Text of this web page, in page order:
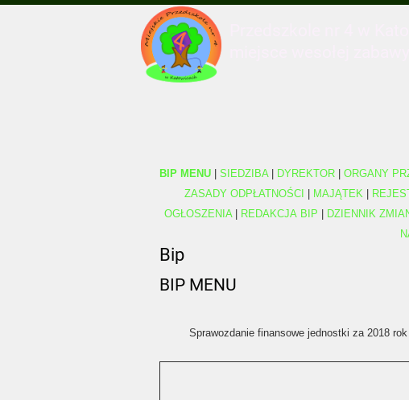
BIP MENU SIEDZIBA| DYREKTOR ORGANY
ZASADY ODPŁATNOŚCI
MAJĄTEK
OGŁOSZENIA| REDAKCJA BIP DZIENNIK
Bip
BIP MENU
Sprawozdanie finansowe jednostki za 2018